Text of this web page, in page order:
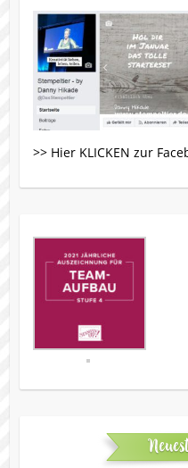
>> Hier KLICKEN zur